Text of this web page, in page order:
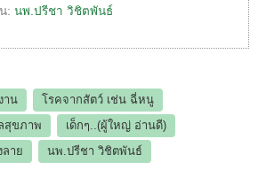
: นพ.ปรีชา วิชิตพันธ์
าน
โรคจากสัตว์ เช่น ฉี่หนู
สุขภาพ
เด็กๆ..(ผู้ใหญ่ อ่านดี)
ลาย นพ.ปรีชา วิชิตพันธ์